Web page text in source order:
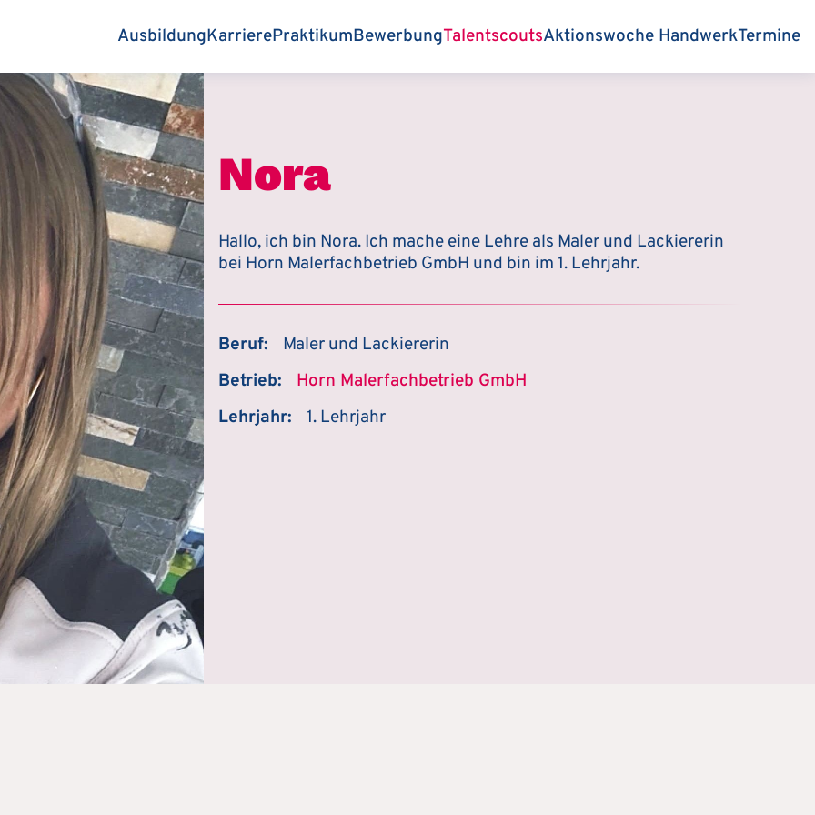
AusbildungKarrierePraktikumBewerbungTalentscoutsAktionswoche HandwerkTermine
Nora
Hallo, ich bin Nora. Ich mache eine Lehre als Maler und Lackiererin
bei Horn Malerfachbetrieb GmbH und bin im 1. Lehrjahr.
Beruf:
Maler und Lackiererin
Betrieb:
Horn Malerfachbetrieb GmbH
Lehrjahr:
1. Lehrjahr